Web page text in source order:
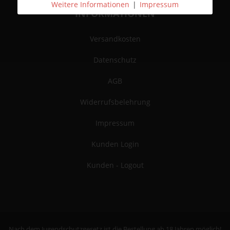
INFORMATIONEN
Versandkosten
Datenschutz
AGB
Widerrufsbelehrung
Impressum
Kunden Login
Kunden - Logout
Weitere Informationen | Impressum